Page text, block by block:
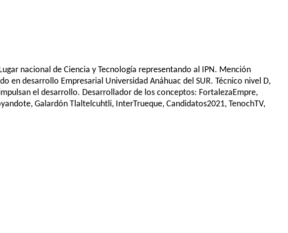
nacional de Ciencia y Tecnología representando al IPN. Mención
desarrollo Empresarial Universidad Anáhuac del SUR. Técnico nivel D,
el desarrollo. Desarrollador de los conceptos: FortalezaEmpre,
Galardón Tlaltelcuhtli, InterTrueque, Candidatos2021, TenochTV,